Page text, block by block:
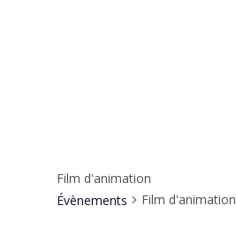
Film d'animation
Évènements
Film d'animation